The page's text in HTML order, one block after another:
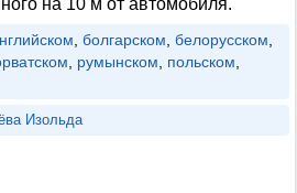
на 10 м от автомобиля.
болгарском белорусском
румынском польском
Изольда